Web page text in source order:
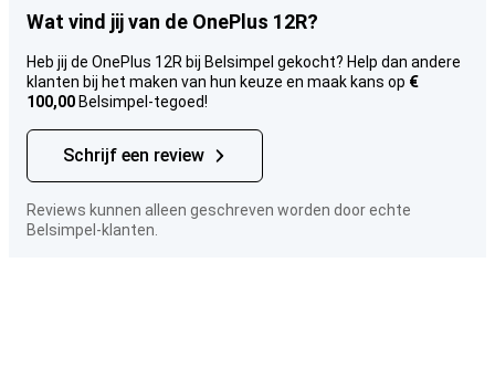
Wat vind jij van de OnePlus 12R?
Heb jij de OnePlus 12R bij Belsimpel gekocht? Help dan andere
klanten bij het maken van hun keuze en maak kans op €
100,00 Belsimpel-tegoed!
Schrijf een review
Reviews kunnen alleen geschreven worden door echte
Belsimpel-klanten.